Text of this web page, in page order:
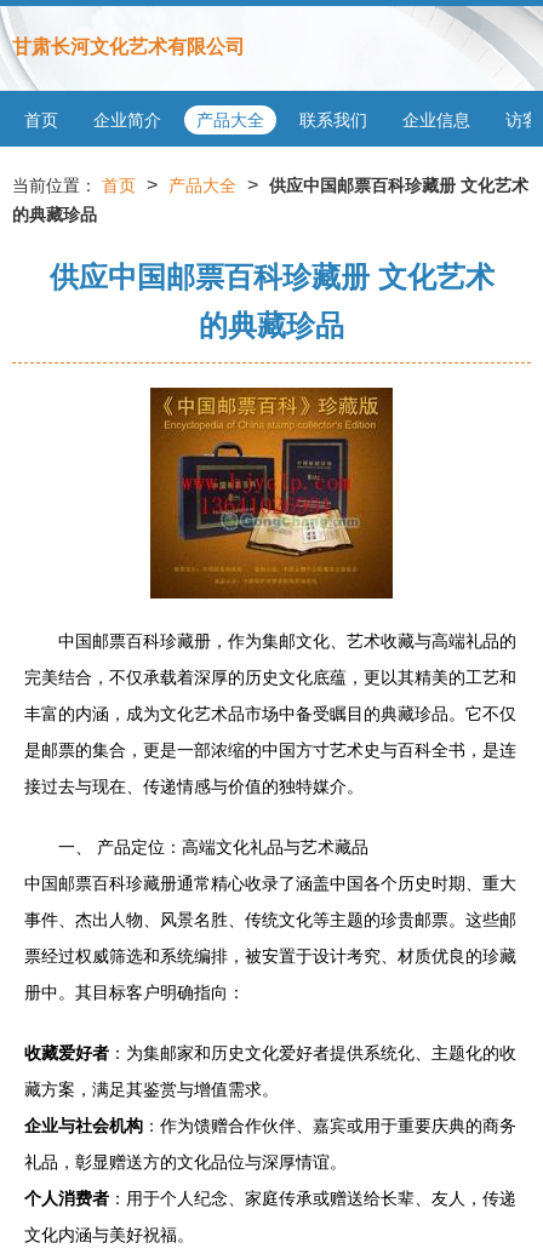
甘肃长河文化艺术有限公司
首页 企业简介 产品大全 联系我们 企业信息 访客
当前位置： 首页 > 产品大全 > 供应中国邮票百科珍藏册 文化艺术
的典藏珍品
供应中国邮票百科珍藏册 文化艺术
的典藏珍品
中国邮票百科珍藏册，作为集邮文化、艺术收藏与高端礼品的
完美结合，不仅承载着深厚的历史文化底蕴，更以其精美的工艺和
丰富的内涵，成为文化艺术品市场中备受瞩目的典藏珍品。它不仅
是邮票的集合，更是一部浓缩的中国方寸艺术史与百科全书，是连
接过去与现在、传递情感与价值的独特媒介。
一、 产品定位：高端文化礼品与艺术藏品
中国邮票百科珍藏册通常精心收录了涵盖中国各个历史时期、重大
事件、杰出人物、风景名胜、传统文化等主题的珍贵邮票。这些邮
票经过权威筛选和系统编排，被安置于设计考究、材质优良的珍藏
册中。其目标客户明确指向：
收藏爱好者 ：为集邮家和历史文化爱好者提供系统化、主题化的收
藏方案，满足其鉴赏与增值需求。
企业与社会机构 ：作为馈赠合作伙伴、嘉宾或用于重要庆典的商务
礼品，彰显赠送方的文化品位与深厚情谊。
个人消费者 ：用于个人纪念、家庭传承或赠送给长辈、友人，传递
文化内涵与美好祝福。